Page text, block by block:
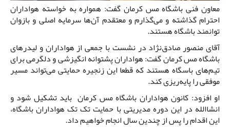
معاون فنی باشگاه مس کرمان گفت: همواره به خواسته هواداران
احترام گذاشته و می‌گذارم و معتقدم آن‌ها سرمایه اصلی و بازوان
توانمند باشگاه هستند.
آقای منصور صادق‌نژاد در نشست با جمعی از هواداران و لیدرهای
باشگاه مس کرمان گفت: هواداران پشتوانه انگیزشی و دلگرمی برای
تیم‌های باسگاه هستند که قطعا این زنجیره حمایتی می‌تواند مسیر
موفقی را پایه‌ریزی کند.
او افزود: کانون هواداران باشگاه مس کرمان باید تشکیل شود و
انشاالله در این دوره مدیریتی با حمایت تک تک هواداران باشگاه،
این اقدام را پس از چندین سال انجام خواهیم داد.